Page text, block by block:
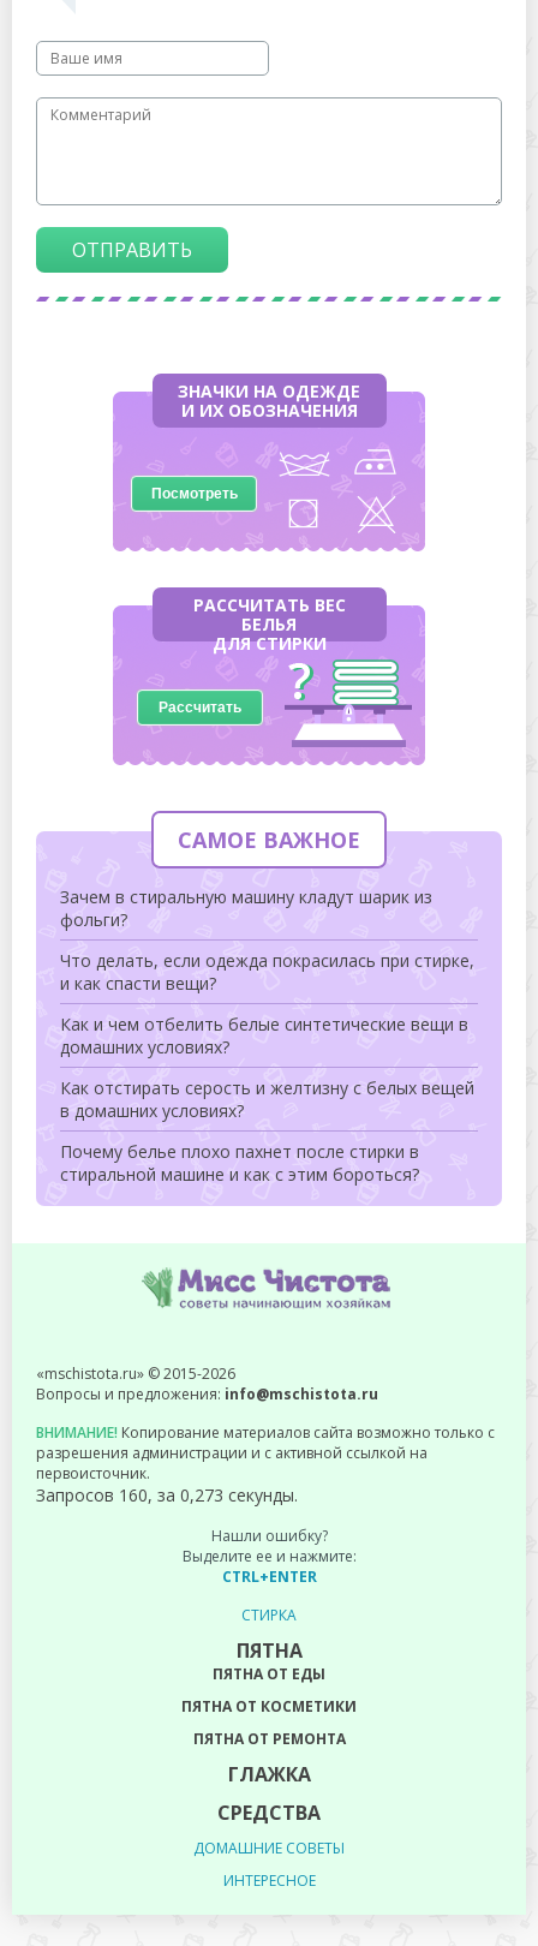
ОТПРАВИТЬ
ЗНАЧКИ НА ОДЕЖДЕ
И ИХ ОБОЗНАЧЕНИЯ
Посмотреть
РАССЧИТАТЬ ВЕС
БЕЛЬЯ
ДЛЯ СТИРКИ
Рассчитать
САМОЕ ВАЖНОЕ
Зачем в стиральную машину кладут шарик из
фольги?
Что делать, если одежда покрасилась при стирке,
и как спасти вещи?
Как и чем отбелить белые синтетические вещи в
домашних условиях?
Как отстирать серость и желтизну с белых вещей
в домашних условиях?
Почему белье плохо пахнет после стирки в
стиральной машине и как с этим бороться?
«mschistota.ru» © 2015-2026
Вопросы и предложения: info@mschistota.ru
ВНИМАНИЕ! Копирование материалов сайта возможно только с
разрешения администрации и с активной ссылкой на
первоисточник.
Запросов 160, за 0,273 секунды.
Нашли ошибку?
Выделите ее и нажмите:
CTRL+ENTER
СТИРКА
ПЯТНА
ПЯТНА ОТ ЕДЫ
ПЯТНА ОТ КОСМЕТИКИ
ПЯТНА ОТ РЕМОНТА
ГЛАЖКА
СРЕДСТВА
ДОМАШНИЕ СОВЕТЫ
ИНТЕРЕСНОЕ